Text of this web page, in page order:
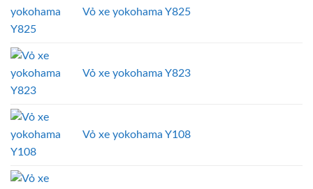
Vỏ xe yokohama Y825
Vỏ xe yokohama Y823
Vỏ xe yokohama Y108